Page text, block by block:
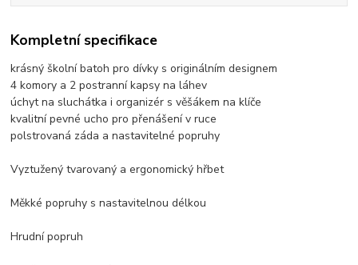
Kompletní specifikace
krásný školní batoh pro dívky s originálním designem
4 komory a 2 postranní kapsy na láhev
úchyt na sluchátka i organizér s věšákem na klíče
kvalitní pevné ucho pro přenášení v ruce
polstrovaná záda a nastavitelné popruhy
Vyztužený tvarovaný a ergonomický hřbet
Měkké popruhy s nastavitelnou délkou
Hrudní popruh